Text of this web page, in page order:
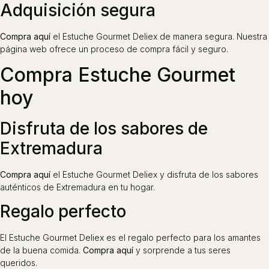
Adquisición segura
Compra aquí el Estuche Gourmet Deliex de manera segura. Nuestra
página web ofrece un proceso de compra fácil y seguro.
Compra Estuche Gourmet
hoy
Disfruta de los sabores de
Extremadura
Compra aquí el Estuche Gourmet Deliex y disfruta de los sabores
auténticos de Extremadura en tu hogar.
Regalo perfecto
El Estuche Gourmet Deliex es el regalo perfecto para los amantes
de la buena comida. Compra aquí y sorprende a tus seres
queridos.